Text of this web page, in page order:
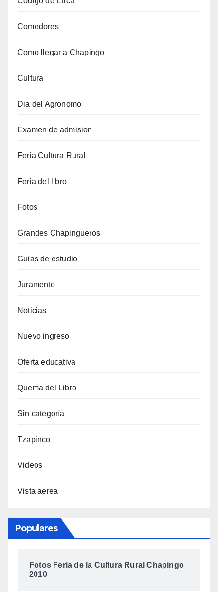
Comedores
Como llegar a Chapingo
Cultura
Dia del Agronomo
Examen de admision
Feria Cultura Rural
Feria del libro
Fotos
Grandes Chapingueros
Guias de estudio
Juramento
Noticias
Nuevo ingreso
Oferta educativa
Quema del Libro
Sin categoría
Tzapinco
Videos
Vista aerea
Populares
Fotos Feria de la Cultura Rural Chapingo
2010